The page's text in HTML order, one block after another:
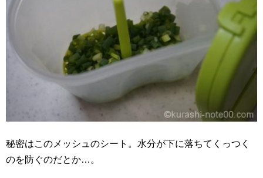
秘密はこのメッシュのシート。水分が下に落ちてくっつく
のを防ぐのだとか…。